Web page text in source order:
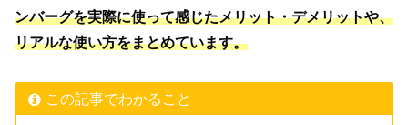
ンバーグを実際に使って感じたメリット・デメリットや、
リアルな使い方をまとめています。
この記事でわかること